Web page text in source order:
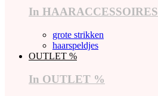
In HAARACCESSOIRES
grote strikken
haarspeldjes
OUTLET %
In OUTLET %